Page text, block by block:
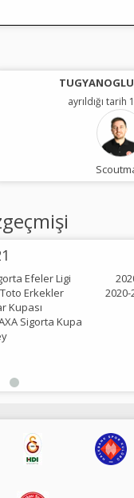
ayrıldığı tarih
Efeler Ligi
Erkekler
Kupası
Sigorta Kupa